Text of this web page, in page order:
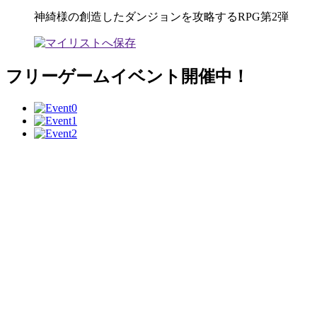
神綺様の創造したダンジョンを攻略するRPG第2弾
フリーゲームイベント開催中！